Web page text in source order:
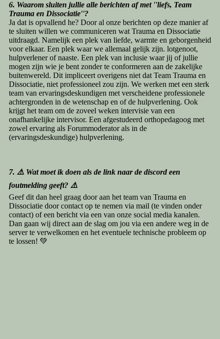
6. Waarom sluiten jullie alle berichten af met ''liefs, Team
Trauma en Dissociatie''?
Ja dat is opvallend he? Door al onze berichten op deze manier af
te sluiten willen we communiceren wat Trauma en Dissociatie
uitdraagd. Namelijk een plek van liefde, warmte en geborgenheid
voor elkaar. Een plek waar we allemaal gelijk zijn. lotgenoot,
hulpverlener of naaste. Een plek van inclusie waar jij of jullie
mogen zijn wie je bent zonder te conformeren aan de zakelijke
buitenwereld. Dit impliceert overigens niet dat Team Trauma en
Dissociatie, niet professioneel zou zijn. We werken met een sterk
team van ervaringsdeskundigen met verscheidene professionele
achtergronden in de wetenschap en of de hulpverlening. Ook
krijgt het team om de zoveel weken intervisie van een
onafhankelijke intervisor. Een afgestudeerd orthopedagoog met
zowel ervaring als Forummoderator als in de
(ervaringsdeskundige) hulpverlening.
7. ⚠️ Wat moet ik doen als de link naar de discord een
foutmelding geeft? ⚠️
Geef dit dan heel graag door aan het team van Trauma en
Dissociatie door contact op te nemen via mail (te vinden onder
contact) of een bericht via een van onze social media kanalen.
Dan gaan wij direct aan de slag om jou via een andere weg in de
server te verwelkomen en het eventuele technische probleem op
te lossen! 💚